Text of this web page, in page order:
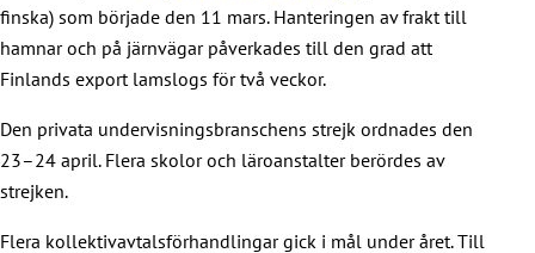
finska) som började den 11 mars. Hanteringen av frakt till
hamnar och på järnvägar påverkades till den grad att
Finlands export lamslogs för två veckor.
Den privata undervisningsbranschens strejk ordnades den
23–24 april. Flera skolor och läroanstalter berördes av
strejken.
Flera kollektivavtalsförhandlingar gick i mål under året. Till